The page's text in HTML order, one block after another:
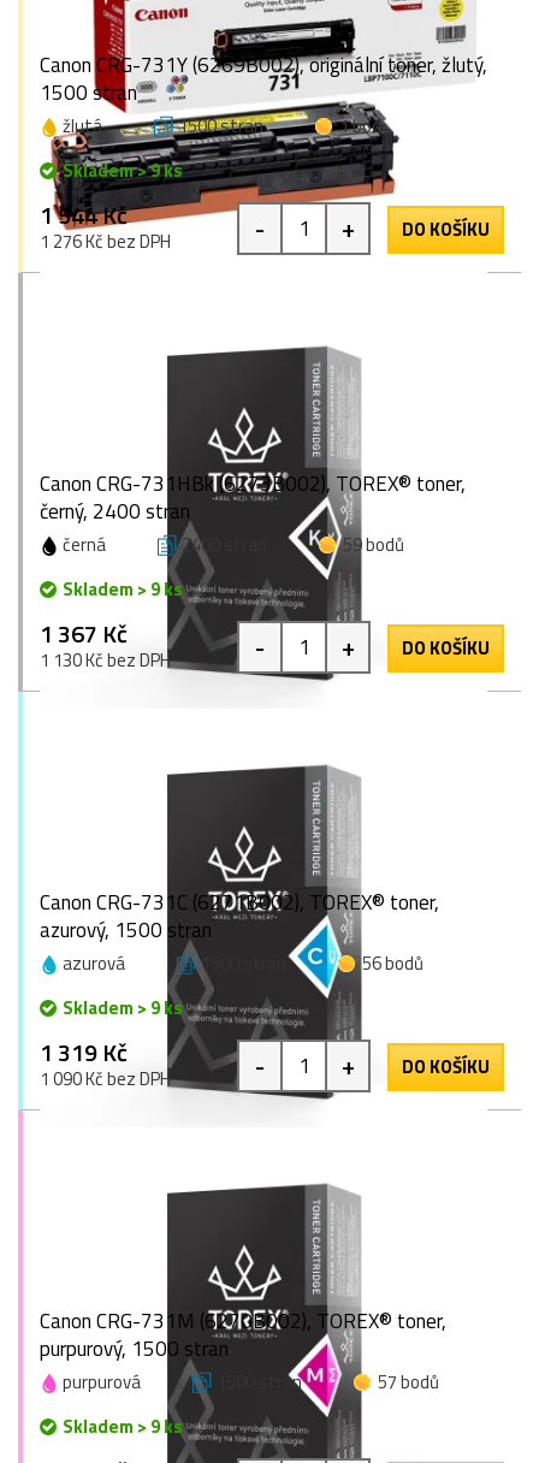
Canon CRG-731Y (6269B002), originální toner, žlutý,
1500 stran
žlutá 1500 stran
1 bod
Skladem > 9 ks
1 544 Kč
1 276 Kč bez DPH - + DO KOŠÍKU
Canon CRG-731HBk (6273B002), TOREX® toner,
černý, 2400 stran
černá 2400 stran
59 bodů
Skladem > 9 ks
1 367 Kč
1 130 Kč bez DPH - + DO KOŠÍKU
Canon CRG-731C (6271B002), TOREX® toner,
azurový, 1500 stran
azurová 1500 stran
56 bodů
Skladem > 9 ks
1 319 Kč
1 090 Kč bez DPH - + DO KOŠÍKU
Canon CRG-731M (6270B002), TOREX® toner,
purpurový, 1500 stran
purpurová 1500 stran
57 bodů
Skladem > 9 ks